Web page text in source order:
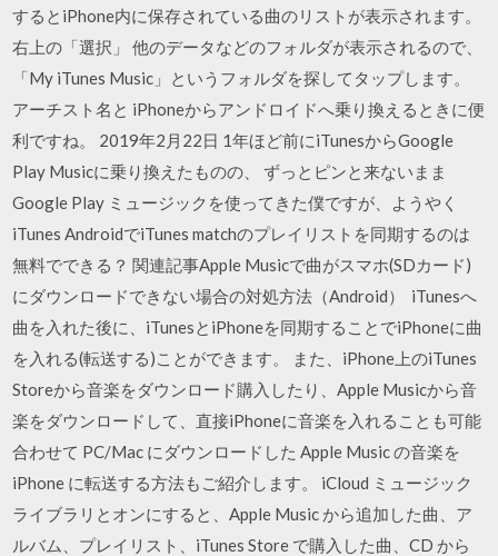
するとiPhone内に保存されている曲のリストが表示されます。
右上の「選択」 他のデータなどのフォルダが表示されるので、
「My iTunes Music」というフォルダを探してタップします。
アーチスト名と iPhoneからアンドロイドへ乗り換えるときに便
利ですね。 2019年2月22日 1年ほど前にiTunesからGoogle
Play Musicに乗り換えたものの、 ずっとピンと来ないまま
Google Play ミュージックを使ってきた僕ですが、ようやく
iTunes AndroidでiTunes matchのプレイリストを同期するのは
無料でできる？ 関連記事Apple Musicで曲がスマホ(SDカード)
にダウンロードできない場合の対処方法（Android） iTunesへ
曲を入れた後に、iTunesとiPhoneを同期することでiPhoneに曲
を入れる(転送する)ことができます。 また、iPhone上のiTunes
Storeから音楽をダウンロード購入したり、Apple Musicから音
楽をダウンロードして、直接iPhoneに音楽を入れることも可能
合わせて PC/Mac にダウンロードした Apple Music の音楽を
iPhone に転送する方法もご紹介します。 iCloud ミュージック
ライブラリとオンにすると、Apple Music から追加した曲、ア
ルバム、プレイリスト、iTunes Store で購入した曲、CD から